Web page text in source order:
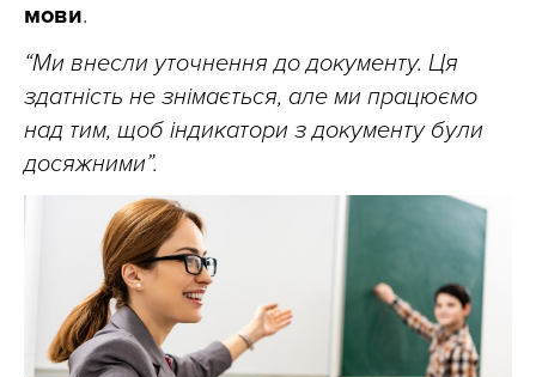
мови.
“Ми внесли уточнення до документу. Ця
здатність не знімається, але ми працюємо
над тим, щоб індикатори з документу були
досяжними”.